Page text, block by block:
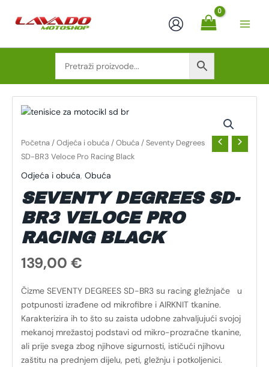
Početna /Odjeća i obuća /Obuća / Seventy Degrees
SD-BR3 Veloce Pro Racing Black
Odjeća i obuća, Obuća
SEVENTY DEGREES SD-
BR3 VELOCE PRO
RACING BLACK
139,00 €
Čizme SEVENTY DEGREES SD-BR3 su racing gležnjače u
potpunosti izrađene od mikrofibre i AIRKNIT tkanine.
Karakterizira ih to što su zaista udobne zahvaljujući svojoj
mekanoj mrežastoj podstavi od mikro-prozračne tkanine,
ali prije svega zbog njihove sigurnosti, ističući njihovu
zaštitu na prednjem dijelu, peti, gležnju i potkoljenici.
SEVENTY
DEGREES
VELOCE
RACING
KOLIČINA